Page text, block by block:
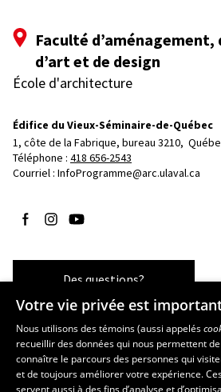
Faculté
d’art et de design
École d'architecture
Édifice du Vieux-Séminaire-de-Québec
1, côte de la Fabrique, bureau 3210,
Téléphone : 418 656-2543
Courriel : InfoProgramme@arc.ulaval.ca
Suivez-nous sur Facebook
Suivez-nous sur Instagram
Suivez-nous sur YouTube
Des questions?
Les écoles et la recherche
École d’art
Votre vie privée est
Nous utilisons des témoins (aussi appelés
recueillir des données qui nous permettent
connaître le parcours des personnes qui
et de toujours améliorer votre expérience.
servent aussi à des fins d’analyse et